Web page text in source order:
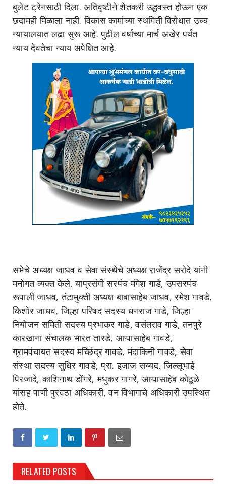
बुलेट ट्रेनसाठी दिला. अतिवृष्टीने शेतकरी उद्धवस्त होऊन एक
छदामही मिळाला नाही. विकास कामांच्या स्थगिती विरोधात उच्च
न्यायालयात लढा सुरू आहे. पुढील वर्षाच्या मार्च अखेर पर्यंत
न्याय देवतेचा न्याय अपेक्षित आहे.
सभेचे अध्यक्ष जाधव व सेवा संस्थेचे अध्यक्ष राजेंद्र सरोदे यांनी
मनोगत व्यक्त केले. याप्रसंगी सरपंच मंगेश गाडे, उपसरपंच
रूपाली जाधव, तंटामुक्ती अध्यक्ष बाबासाहेब जाधव, रमेश गावडे,
किशोर जाधव, जिल्हा परिषद सदस्य धनराज गाडे, जिल्हा
नियोजन समिती सदस्य प्रभाकर गाडे, वसंतराव गाडे, तनपुरे
कारखाना संचालक भारत तारडे, आप्पासाहेब गावडे,
ग्रामपंचायत सदस्य मच्छिंद्र गावडे, मंदाकिनी गावडे, सेवा
संस्था सदस्य सुधिर गावडे, प्रा. इजाज सय्यद, जिल्लूभाई
पिरजादे, काशिनाथ डोंगरे, मधुकर गागरे, आप्पासाहेब कोठूळे
यांसह पाणी पुरवठा अधिकारी, वन विभागाचे अधिकारी उपस्थित
होते.
RELATED POSTS